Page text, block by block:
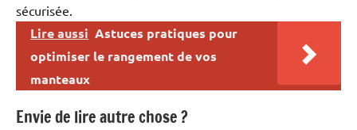
sécurisée.
Lire aussi Astuces pratiques pour
optimiser le rangement de vos
manteaux
Envie de lire autre chose ?